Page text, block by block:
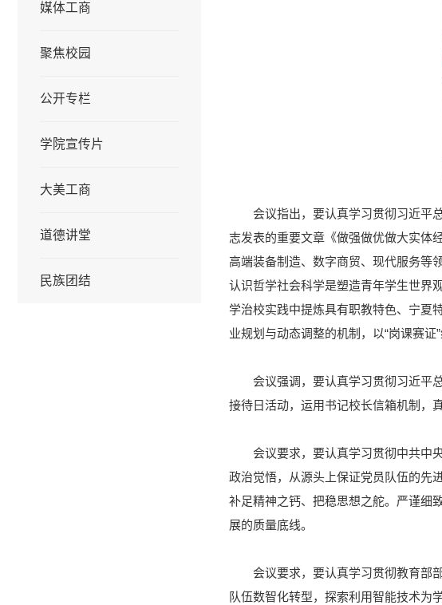
媒体工商
聚焦校园
公开专栏
学院宣传片
大美工商
道德讲堂
民族团结
会议指出，要认真学习贯彻习近平
志发表的重要文章《做强做优做大实体
高端装备制造、数字商贸、现代服务等
认识哲学社会科学是塑造青年学生世界
学治校实践中提炼具有职教特色、宁夏
业规划与动态调整的机制，以“岗课赛
会议强调，要认真学习贯彻习近平
接待日活动，运用书记校长信箱机制，
会议要求，要认真学习贯彻中共中
政治觉悟，从源头上保证党员队伍的先
补足精神之钙、把稳思想之舵。严谨细
展的质量底线。
会议要求，要认真学习贯彻教育部
队伍数智化转型，探索利用智能技术为